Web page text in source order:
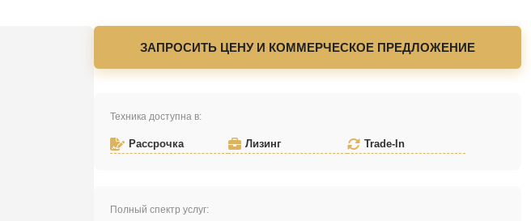
ЗАПРОСИТЬ ЦЕНУ И КОММЕРЧЕСКОЕ ПРЕДЛОЖЕНИЕ
Техника доступна в:
Рассрочка Лизинг Trade-In
Полный спектр услуг: